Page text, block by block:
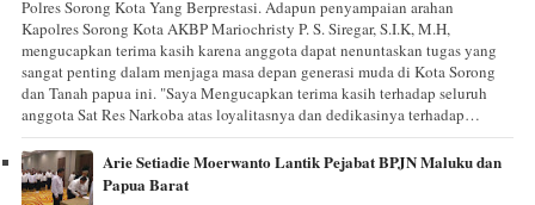
Polres Sorong Kota Yang Berprestasi. Adapun penyampaian arahan
Kapolres Sorong Kota AKBP Mariochristy P. S. Siregar, S.I.K, M.H,
mengucapkan terima kasih karena anggota dapat nenuntaskan tugas yang
sangat penting dalam menjaga masa depan generasi muda di Kota Sorong
dan Tanah papua ini. "Saya Mengucapkan terima kasih terhadap seluruh
anggota Sat Res Narkoba atas loyalitasnya dan dedikasinya terhadap…
Arie Setiadie Moerwanto Lantik Pejabat BPJN Maluku dan
Papua Barat